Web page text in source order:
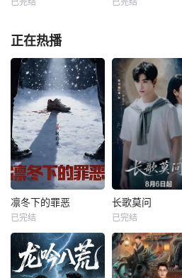
正在热播
凛冬下的罪恶
已完结
长歌莫问
已完结